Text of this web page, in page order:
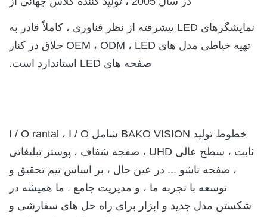
نمایشگرهای LED پیشرفته از نظر فناوری ، کاملاً قادر به
تهیه خیاطی مدل های OEM ، ODM ، LED خلاق در کنار
صفحه های LED استاندارد است.
خطوط تولید BAKO VISION شامل I / O rantal ، I / O
ثابت ، سطح عالی UHD ، صفحه شفاف ، پوستر تبلیغاتی
، صفحه تاشو ... در عین حال ، بر اساس تیم تحقیق و
توسعه با تجربه ما ، و مدیریت جامع ، ما همیشه در
شکستن مدل جدید و ابزار برای راه حل های سفارشی و